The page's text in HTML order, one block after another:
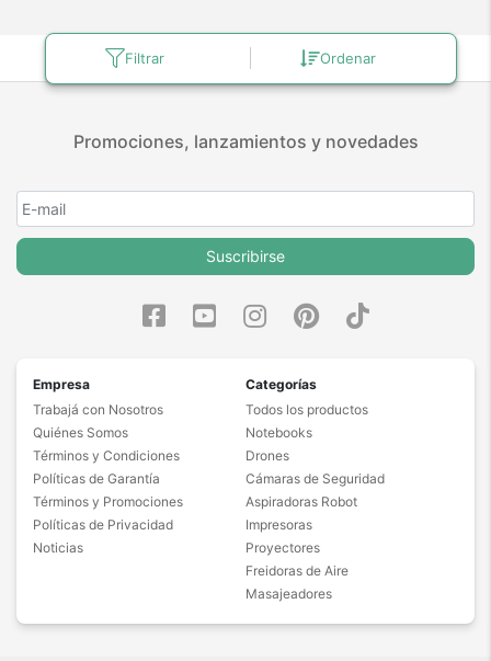
Filtrar Ordenar
Promociones, lanzamientos y novedades
Suscribirse
Empresa
Trabajá con Nosotros
Quiénes Somos
Términos y Condiciones
Políticas de Garantía
Términos y Promociones
Políticas de Privacidad
Noticias
Categorías
Todos los productos
Notebooks
Drones
Cámaras de Seguridad
Aspiradoras Robot
Impresoras
Proyectores
Freidoras de Aire
Masajeadores